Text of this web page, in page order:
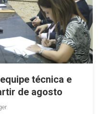
técnica e
de agosto